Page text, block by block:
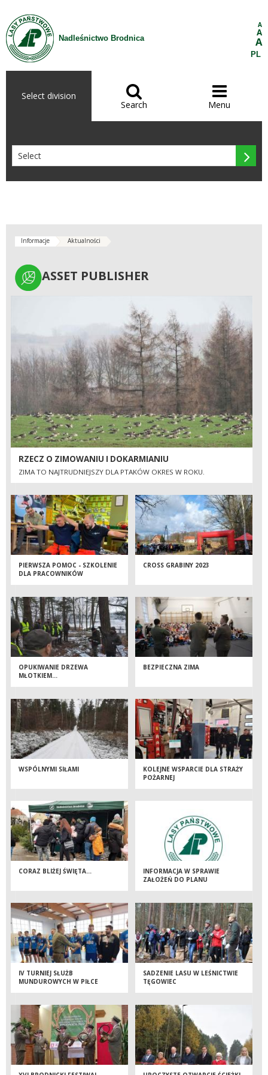
Skip to Content
Nadleśnictwo Brodnica
A
A
A
PL
Select division 
Search

Menu

Informacje Aktualności
ASSET PUBLISHER
ASSET PUBLISHER
RZECZ O ZIMOWANIU I DOKARMIANIU
ZIMA TO NAJTRUDNIEJSZY DLA PTAKÓW OKRES W ROKU.
PIERWSZA POMOC - SZKOLENIE
DLA PRACOWNIKÓW
CROSS GRABINY 2023
OPUKIWANIE DRZEWA
MŁOTKIEM…
BEZPIECZNA ZIMA
WSPÓLNYMI SIŁAMI
KOLEJNE WSPARCIE DLA STRAŻY
POŻARNEJ
CORAZ BLIŻEJ ŚWIĘTA…
INFORMACJA W SPRAWIE
ZAŁOŻEŃ DO PLANU
IV TURNIEJ SŁUŻB
MUNDUROWYCH W PIŁCE
SADZENIE LASU W LEŚNICTWIE
TĘGOWIEC